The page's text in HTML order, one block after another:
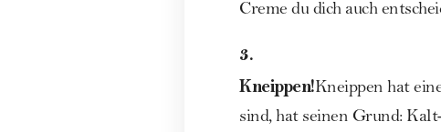
Creme du dich auch
3.
Kneippen!Kneippen hat
sind, hat seinen Grund: